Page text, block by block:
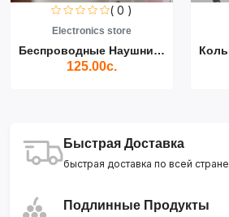
( 0 )
Electronics store
Беспроводные Наушники Air...
125.00с.
Быстрая Доставка
быстрая доставка по всей стране
Подлинные Продукты